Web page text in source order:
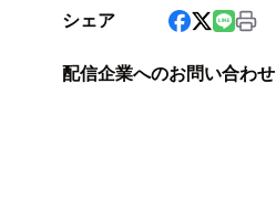
シェア
配信企業へのお問い合わせ